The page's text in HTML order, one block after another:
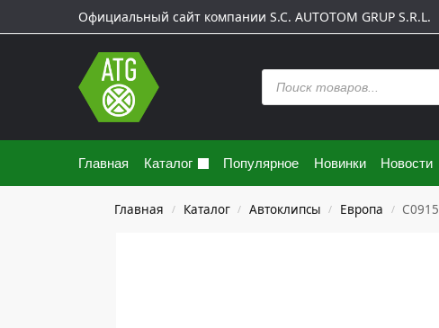
Официальный сайт компании S.C. AUTOTOM GRUP S.R.L.
Главная Каталог Популярное Новинки Новости
Главная / Каталог / Автоклипсы / Европа / C0915